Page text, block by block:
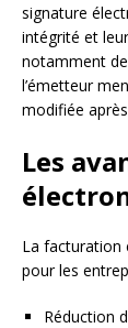
signature
intégrité et
notamment
l’émetteur
modifiée
Les
La facturation
pour les
Réduction